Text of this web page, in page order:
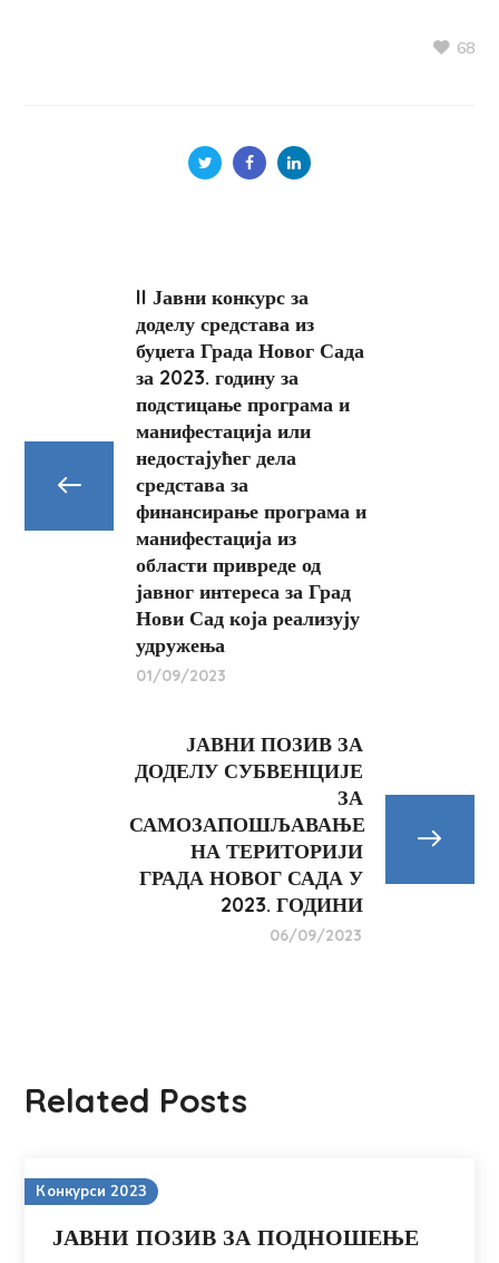
68
II Јавни конкурс за
доделу средстава из
буџета Града Новог Сада
за 2023. годину за
подстицање програма и
манифестација или
недостајућег дела
средстава за
финансирање програма и
манифестација из
области привреде од
јавног интереса за Град
Нови Сад која реализују
удружења
01/09/2023
ЈАВНИ ПОЗИВ ЗА
ДОДЕЛУ СУБВЕНЦИЈЕ
ЗА
САМОЗАПОШЉАВАЊЕ
НА ТЕРИТОРИЈИ
ГРАДА НОВОГ САДА У
2023. ГОДИНИ
06/09/2023
Related Posts
Конкурси 2023
ЈАВНИ ПОЗИВ ЗА ПОДНОШЕЊЕ